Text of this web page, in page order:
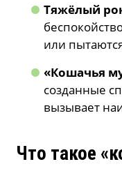
Тяжёлый
или
«Кошачья
созданные
вызывает
Что такое